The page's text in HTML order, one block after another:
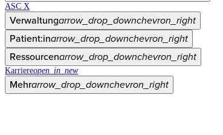
ASC X
Verwaltungarrow_drop_downchevron_right
Patient:inarrow_drop_downchevron_right
Ressourcenarrow_drop_downchevron_right
Karriereopen_in_new
Mehrarrow_drop_downchevron_right